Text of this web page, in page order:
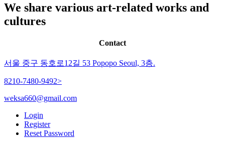
We share various art-related works and
cultures
Contact
서울 중구 동호로12길 53 Popopo Seoul, 3층.
8210-7480-9492>
weksa660@gmail.com
Login
Register
Reset Password